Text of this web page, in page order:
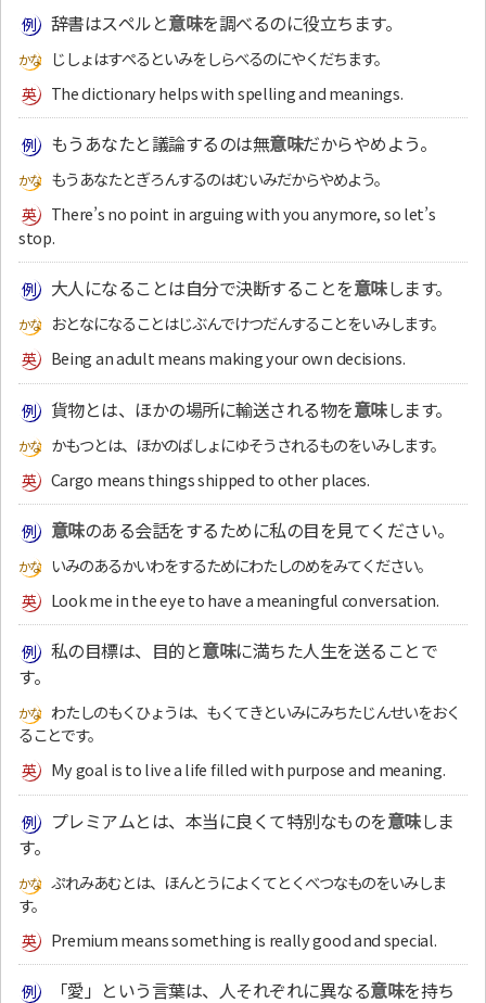
辞書はスペルと意味を調べるのに役立ちます。
じしょはすぺるといみをしらべるのにやくだちます。
The dictionary helps with spelling and meanings.
もうあなたと議論するのは無意味だからやめよう。
もうあなたとぎろんするのはむいみだからやめよう。
There’s no point in arguing with you anymore, so let’s
stop.
大人になることは自分で決断することを意味します。
おとなになることはじぶんでけつだんすることをいみします。
Being an adult means making your own decisions.
貨物とは、ほかの場所に輸送される物を意味します。
かもつとは、ほかのばしょにゆそうされるものをいみします。
Cargo means things shipped to other places.
意味のある会話をするために私の目を見てください。
いみのあるかいわをするためにわたしのめをみてください。
Look me in the eye to have a meaningful conversation.
私の目標は、目的と意味に満ちた人生を送ることで
す。
わたしのもくひょうは、もくてきといみにみちたじんせいをおく
ることです。
My goal is to live a life filled with purpose and meaning.
プレミアムとは、本当に良くて特別なものを意味しま
す。
ぷれみあむとは、ほんとうによくてとくべつなものをいみしま
す。
Premium means something is really good and special.
「愛」という言葉は、人それぞれに異なる意味を持ち